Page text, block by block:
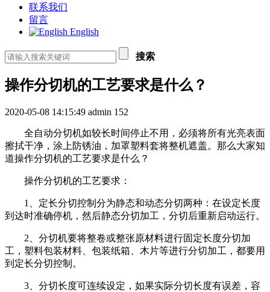
联系我们
留言
English
搜索
操作分切机的工艺要求是什么？
2020-05-08 14:15:49 admin 152
全自动分切机如较长时间停止不用，必须将所有光亮表面
擦拭干净，涂上防锈油，加罩塑料套将整机遮盖。那么大家知
道操作分切机的工艺要求是什么？
操作分切机的工艺要求：
1、定长分切控制分为静态和动态分切两种：在设定长度
到达时准确停机，然后静态分切加工，分切后重新启动运行。
2、分切机要将整卷或整张原材料进行固定长度分切加
工，塑料包装材料、包装纸箱、木片等进行分切加工，都要用
到定长分切控制。
3、分切长度可连续设定，如果实际分切长度有误差，容